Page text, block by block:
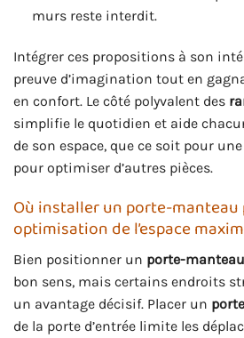
murs reste interdit.
Intégrer ces propositions à son
preuve d’imagination tout en
en confort. Le côté polyvalent des
simplifie le quotidien et aide
de son espace, que ce soit pour une
pour optimiser d’autres pièces.
Où installer un porte-manteau
optimisation de l’espace
Bien positionner un porte-manteau
bon sens, mais certains endroits
un avantage décisif. Placer un
de la porte d’entrée limite les